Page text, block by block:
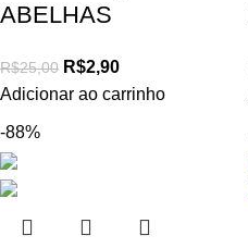
ABELHAS
R$25,00 R$2,90
Adicionar ao carrinho
-88%